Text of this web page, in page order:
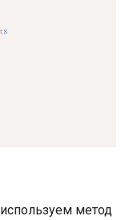
метод